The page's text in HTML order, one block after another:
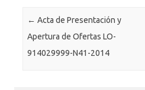
Post navigation
← Acta de Presentación y
Apertura de Ofertas LO-
914029999-N41-2014